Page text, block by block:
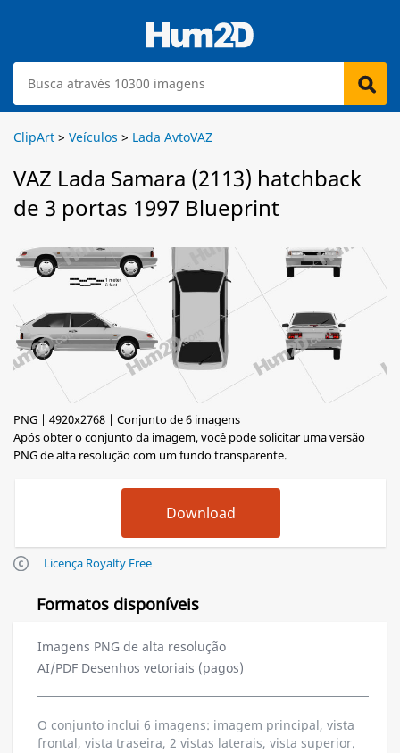
ClipArt > Veículos > Lada AvtoVAZ
VAZ Lada Samara (2113) hatchback
de 3 portas 1997 Blueprint
PNG | 4920x2768 | Conjunto de 6 imagens
Após obter o conjunto da imagem, você pode solicitar uma versão
PNG de alta resolução com um fundo transparente.
Licença Royalty Free
Formatos disponíveis
Imagens PNG de alta resolução
AI/PDF Desenhos vetoriais (pagos)
O conjunto inclui 6 imagens: imagem principal, vista
frontal, vista traseira, 2 vistas laterais, vista superior.